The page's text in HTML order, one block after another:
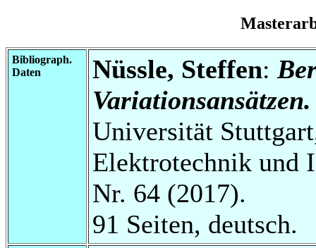
Bibliograph.
Daten
Nüssle, Steffen:
Variationsansätzen.
Universität
Elektrotechnik und
Nr. 64 (2017).
91 Seiten, deutsch.